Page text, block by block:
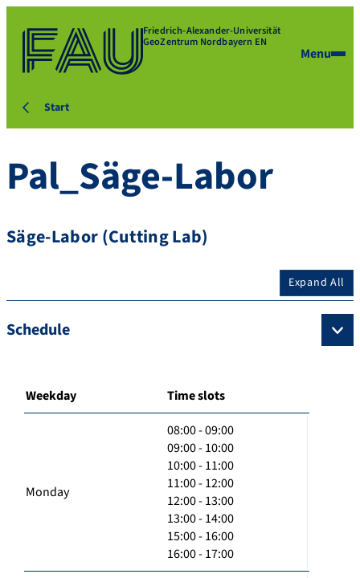
Friedrich-Alexander-Universität
GeoZentrum Nordbayern EN
Menu
Start
Pal_Säge-Labor
Säge-Labor (Cutting Lab)
Expand All
Schedule
Weekday Time slots
Monday
08:00 - 09:00
09:00 - 10:00
10:00 - 11:00
11:00 - 12:00
12:00 - 13:00
13:00 - 14:00
15:00 - 16:00
16:00 - 17:00